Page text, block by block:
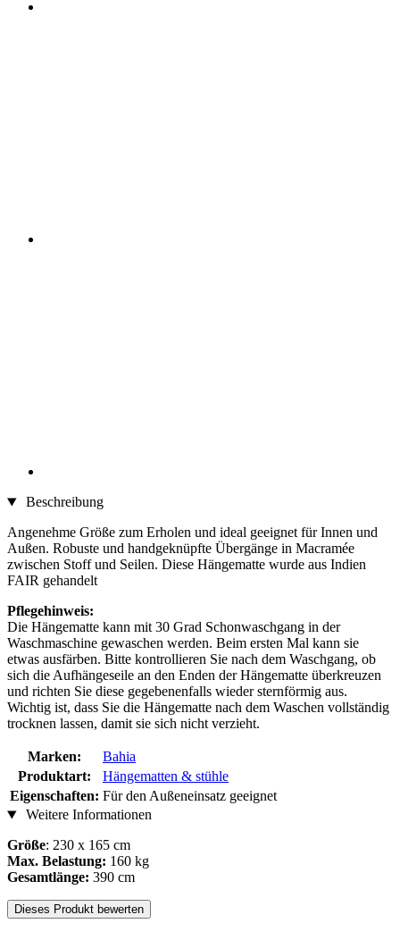
Beschreibung
Angenehme Größe zum Erholen und ideal geeignet für Innen und
Außen. Robuste und handgeknüpfte Übergänge in Macramée
zwischen Stoff und Seilen. Diese Hängematte wurde aus Indien
FAIR gehandelt
Pflegehinweis:
Die Hängematte kann mit 30 Grad Schonwaschgang in der
Waschmaschine gewaschen werden. Beim ersten Mal kann sie
etwas ausfärben. Bitte kontrollieren Sie nach dem Waschgang, ob
sich die Aufhängeseile an den Enden der Hängematte überkreuzen
und richten Sie diese gegebenenfalls wieder sternförmig aus.
Wichtig ist, dass Sie die Hängematte nach dem Waschen vollständig
trocknen lassen, damit sie sich nicht verzieht.
Marken:
Bahia
Produktart:
Hängematten & stühle
Eigenschaften: Für den Außeneinsatz geeignet
Weitere Informationen
Größe: 230 x 165 cm
Max. Belastung: 160 kg
Gesamtlänge: 390 cm
Dieses Produkt bewerten